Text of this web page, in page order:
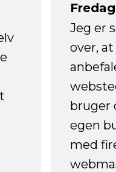
Jeg er
over,
bruger
egen
med